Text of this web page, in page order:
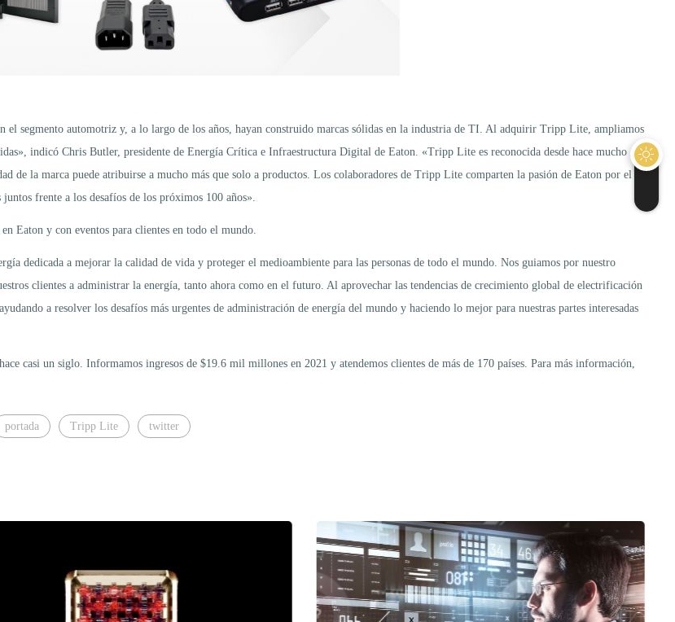
el segmento automotriz y, a lo largo de los años, hayan construido marcas sólidas en la industria de TI. Al adquirir Tripp Lite, ampliamos
indicó Chris Butler, presidente de Energía Crítica e Infraestructura Digital de Eaton. «Tripp Lite es reconocida desde hace mucho
de la marca puede atribuirse a mucho más que solo a productos. Los colaboradores de Tripp Lite comparten la pasión de Eaton por el
frente a los desafíos de los próximos 100 años».
Eaton y con eventos para clientes en todo el mundo.
dedicada a mejorar la calidad de vida y proteger el medioambiente para las personas de todo el mundo. Nos guiamos por nuestro
clientes a administrar la energía, tanto ahora como en el futuro. Al aprovechar las tendencias de crecimiento global de electrificación
a resolver los desafíos más urgentes de administración de energía del mundo y haciendo lo mejor para nuestras partes interesadas
casi un siglo. Informamos ingresos de $19.6 mil millones en 2021 y atendemos clientes de más de 170 países. Para más información,
portada Tripp Lite twitter